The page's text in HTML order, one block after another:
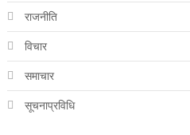
राजनीति
विचार
समाचार
सूचनाप्रविधि